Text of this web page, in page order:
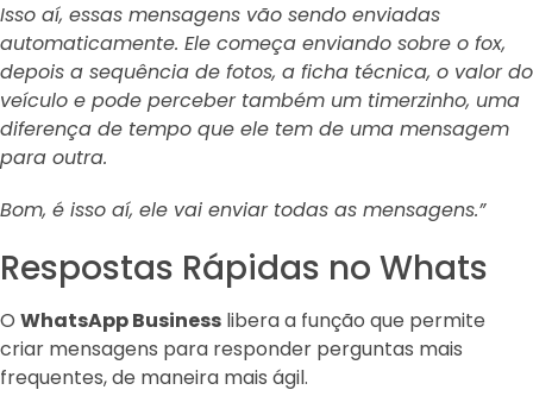
Isso aí, essas mensagens vão sendo enviadas
automaticamente. Ele começa enviando sobre o fox,
depois a sequência de fotos, a ficha técnica, o valor do
veículo e pode perceber também um timerzinho, uma
diferença de tempo que ele tem de uma mensagem
para outra.
Bom, é isso aí, ele vai enviar todas as mensagens.”
Respostas Rápidas no Whats
O WhatsApp Business libera a função que permite
criar mensagens para responder perguntas mais
frequentes, de maneira mais ágil.